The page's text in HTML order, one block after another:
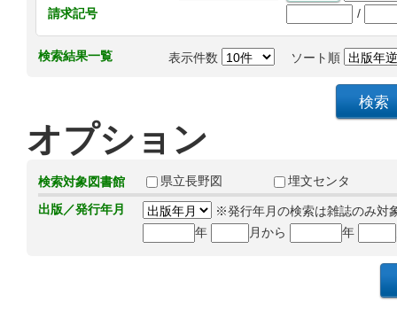
請求記号
/
検索結果一覧 表示件数 ソート順
オプション
検索対象図書館 県立長野図
埋文センタ
出版／発行年月
※発行年月の検索は雑誌のみ対
年
月から 年